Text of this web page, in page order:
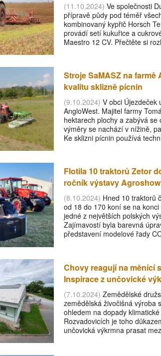
(11.10.2024) Ve společnosti
přípravě půdy pod téměř
kombinovaný kypřič Horsch
provádí setí kukuřice a
Maestro 12 CV. Přečtěte si
Stroje SaMASZ na
kvalitu sklizně pícnin
(9.10.2024) V obci Újezdeček
AngloWest. Majitel farmy
hektarech plochy a zabývá
výměry se nachází v nížině,
Ke sklizni pícnin používá
Flotila 10 traktorů Zetor
ročník výstavy
(8.10.2024) Hned 10 traktorů
od 18 do 170 koní se na
jedné z největších polských
Zajímavostí byla barevná
představení modelové řady
Chovy reagují na měnící
Inspirace z unčovické
(7.10.2024) Zemědělské
zemědělská živočišná výroba
ohledem na dopady
Rozvadovicích je toho
unčovická výkrmna prasat